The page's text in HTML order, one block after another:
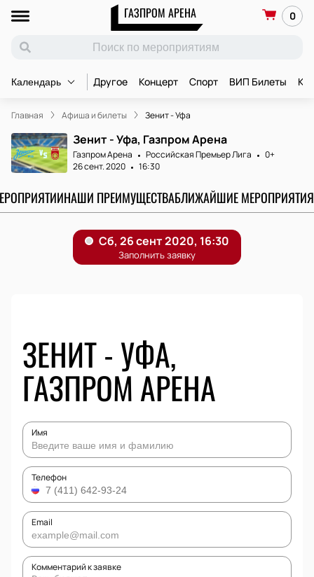
ГАЗПРОМ АРЕНА 0
Календарь Другое Концерт Спорт ВИП Билеты
Главная Афиша и билеты Зенит - Уфа
Зенит - Уфа, Газпром Арена
Газпром Арена Российская Премьер Лига
0+
26 сент. 2020
16:30
НАШИ ПРЕИМУЩЕСТВАБЛИЖАЙШИЕ МЕРОПРИЯТИЯ
ЗЕНИТ - УФА,
ГАЗПРОМ АРЕНА
Имя
Телефон
Email
Комментарий к заявке